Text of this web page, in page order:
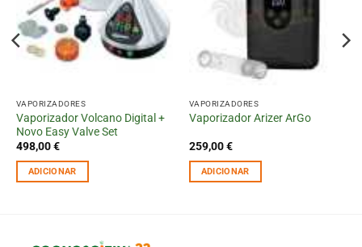
VAPORIZADORES
Vaporizador Volcano Digital +
Novo Easy Valve Set
498,00€
ADICIONAR
VAPORIZADORES
Vaporizador Arizer ArGo
259,00€
ADICIONAR